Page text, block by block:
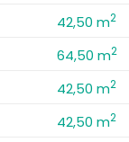
42,50 m2
64,50 m2
42,50 m2
42,50 m2